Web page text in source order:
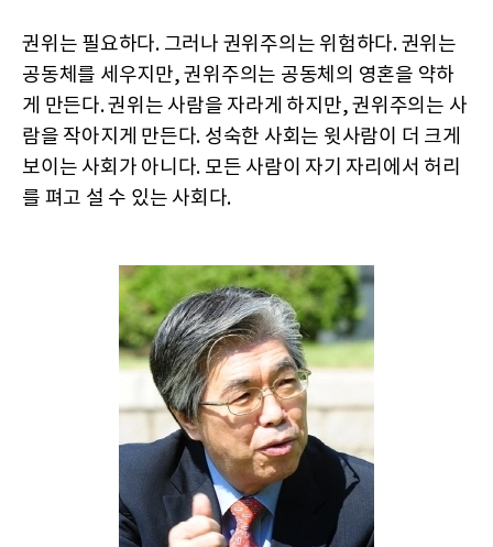
권위는 필요하다. 그러나 권위주의는 위험하다. 권위는
공동체를 세우지만, 권위주의는 공동체의 영혼을 약하
게 만든다. 권위는 사람을 자라게 하지만, 권위주의는 사
람을 작아지게 만든다. 성숙한 사회는 윗사람이 더 크게
보이는 사회가 아니다. 모든 사람이 자기 자리에서 허리
를 펴고 설 수 있는 사회다.